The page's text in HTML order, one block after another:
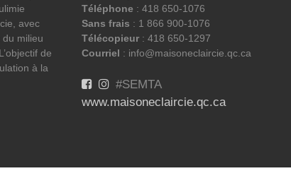
avec
du milieu
de
à la
Téléphone : 418 650-1076
Sans frais : 1 866 900-1076
Télécopieur: 418 650-1297
Courriel : info@maisoneclaircie.qc.ca
#SEMTA
www.maisoneclaircie.qc.ca